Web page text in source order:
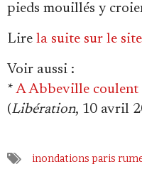
pieds mouillés y
Lire la suite sur le
Voir aussi :
* A Abbeville coulent
(Libération, 10 avril
inondations paris